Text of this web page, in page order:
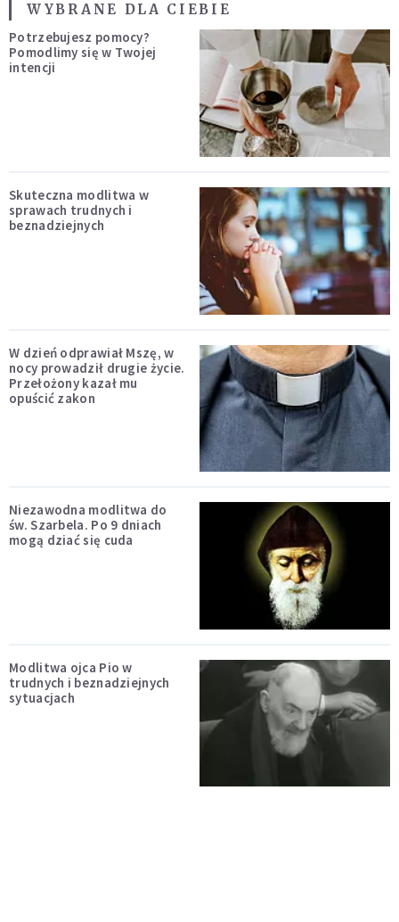
WYBRANE DLA CIEBIE
Potrzebujesz pomocy?
Pomodlimy się w Twojej
intencji
Skuteczna modlitwa w
sprawach trudnych i
beznadziejnych
W dzień odprawiał Mszę, w
nocy prowadził drugie życie.
Przełożony kazał mu
opuścić zakon
Niezawodna modlitwa do
św. Szarbela. Po 9 dniach
mogą dziać się cuda
Modlitwa ojca Pio w
trudnych i beznadziejnych
sytuacjach